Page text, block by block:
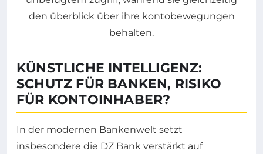
KÜNSTLICHE INTELLIGENZ:
SCHUTZ FÜR BANKEN, RISIKO
FÜR KONTOINHABER?
In der modernen Bankenwelt setzt
insbesondere die DZ Bank verstärkt auf